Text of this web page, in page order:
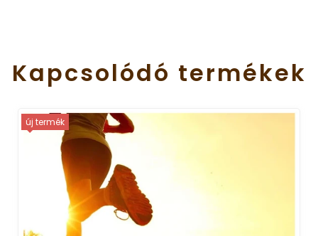
Kapcsolódó termékek
új termék